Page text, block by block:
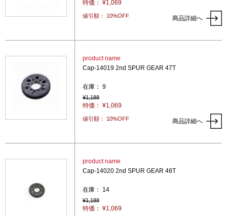
特価： ¥1,069
値引額： 10%OFF 商品詳細へ
product name
Cap-14019 2nd SPUR GEAR 47T
在庫： 9
¥1,188
特価： ¥1,069
値引額： 10%OFF 商品詳細へ
product name
Cap-14020 2nd SPUR GEAR 48T
在庫： 14
¥1,188
特価： ¥1,069